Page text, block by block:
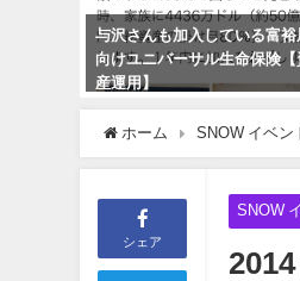
与沢さんも加入している富裕
向けユニバーサル生命保険【
産運用】
ホーム SNOW イベン
シェア
SNOW